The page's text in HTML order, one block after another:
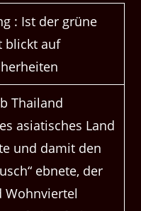
: Ist der grüne
blickt auf
Thailand
asiatisches Land
und damit den
ebnete, der
Wohnviertel